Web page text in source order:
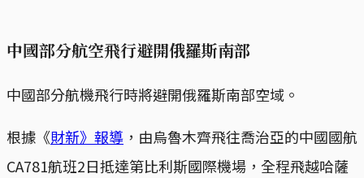
中國部分航空飛行避開俄羅斯南部
中國部分航機飛行時將避開俄羅斯南部空域。
根據《財新》報導 ，由烏魯木齊飛往喬治亞的中國國航
CA781航班2日抵達第比利斯國際機場，全程飛越哈薩